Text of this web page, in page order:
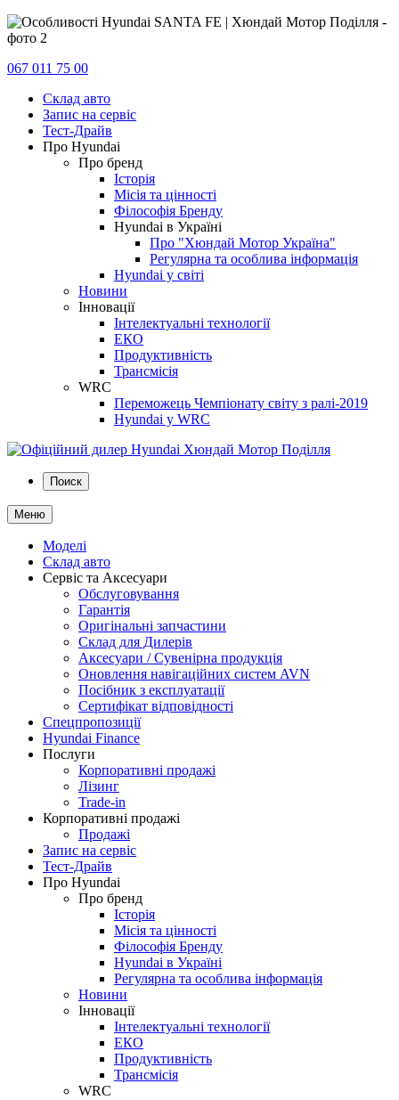
067 011 75 00
Склад авто
Запис на сервіс
Тест-Драйв
Про Hyundai
Про бренд
Історія
Місія та цінності
Філософія Бренду
Hyundai в Україні
Про "Хюндай Мотор Україна"
Регулярна та особлива інформація
Hyundai у світі
Новини
Інновації
Інтелектуальні технології
ЕКО
Продуктивність
Трансмісія
WRC
Переможець Чемпіонату світу з ралі-2019
Hyundai у WRC
Поиск
Меню
Моделі
Склад авто
Сервіс та Аксесуари
Обслуговування
Гарантія
Оригінальні запчастини
Склад для Дилерів
Аксесуари / Сувенірна продукція
Оновлення навігаційних систем AVN
Посібник з експлуатації
Сертифікат відповідності
Спецпропозиції
Hyundai Finance
Послуги
Корпоративні продажі
Лізинг
Trade-in
Корпоративні продажі
Продажі
Запис на сервіс
Тест-Драйв
Про Hyundai
Про бренд
Історія
Місія та цінності
Філософія Бренду
Hyundai в Україні
Регулярна та особлива інформація
Новини
Інновації
Інтелектуальні технології
ЕКО
Продуктивність
Трансмісія
WRC